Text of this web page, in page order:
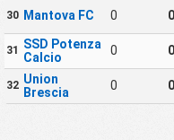
30 Mantova FC 0 0
31 SSD Potenza
Calcio
0 0
32 Union
Brescia
0 0